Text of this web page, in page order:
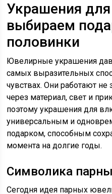
Украшения
выбираем
половинки
Ювелирные украшения
самых выразительных
чувствах. Они работают не
через материал, свет и
поэтому украшения для
универсальным и
подарком, способным
момента на долгие годы.
Символика
Сегодня идея парных